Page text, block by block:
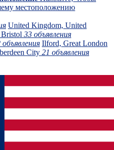
местоположению
United Kingdom, United
33 объявления
объявления Ilford, Great London
City 21 объявления